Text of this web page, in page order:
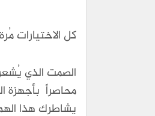
كل الاختيارات
الصمت الذي
محاصراً بأجهزة
يشاطرك هذا